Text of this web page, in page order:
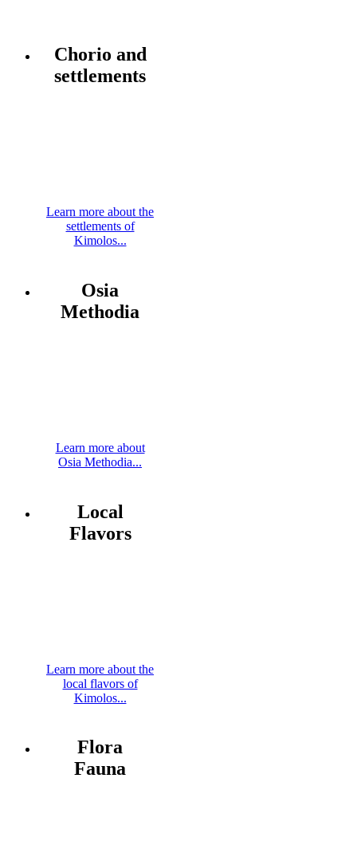
Chorio and
settlements
Learn more about the
settlements of
Kimolos...
Osia
Methodia
Learn more about
Osia Methodia...
Local
Flavors
Learn more about the
local flavors of
Kimolos...
Flora
Fauna